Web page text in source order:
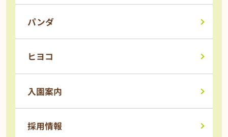
パンダ
ヒヨコ
入園案内
採用情報